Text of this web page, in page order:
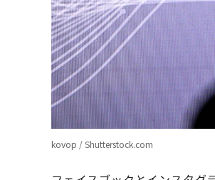
kovop / Shutterstock.com